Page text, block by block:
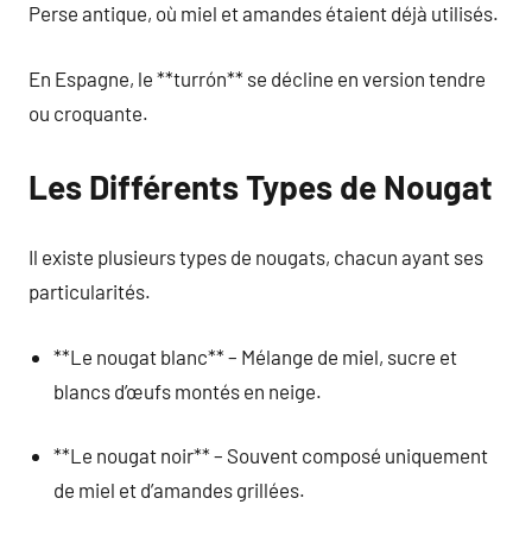
Perse antique, où miel et amandes étaient déjà utilisés.
En Espagne, le **turrón** se décline en version tendre
ou croquante.
Les Différents Types de Nougat
Il existe plusieurs types de nougats, chacun ayant ses
particularités.
**Le nougat blanc** – Mélange de miel, sucre et
blancs d’œufs montés en neige.
**Le nougat noir** – Souvent composé uniquement
de miel et d’amandes grillées.